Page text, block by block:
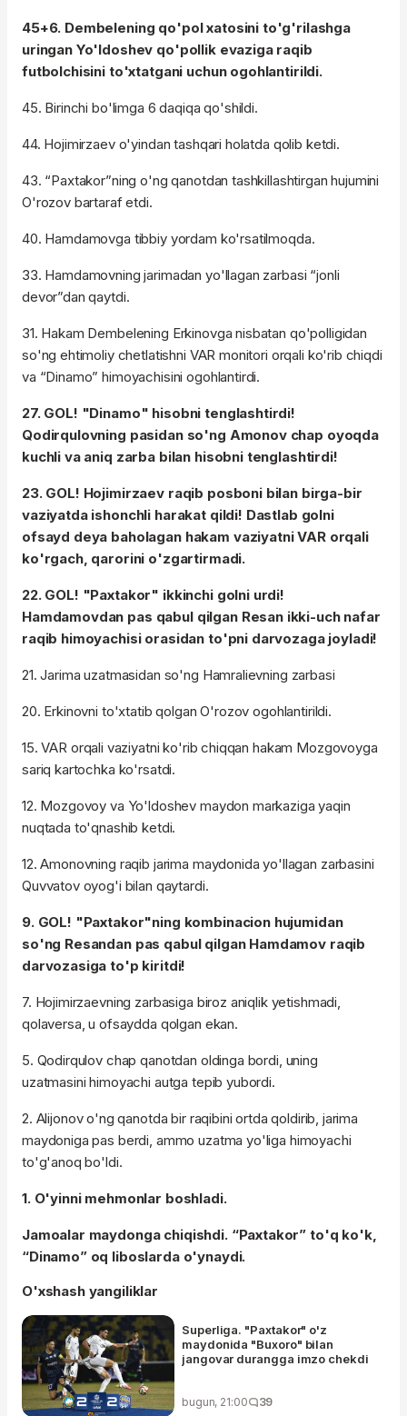
45+6. Dembelening qo'pol xatosini to'g'rilashga
uringan Yo'ldoshev qo'pollik evaziga raqib
futbolchisini to'xtatgani uchun ogohlantirildi.
45. Birinchi bo'limga 6 daqiqa qo'shildi.
44. Hojimirzaev o'yindan tashqari holatda qolib ketdi.
43. “Paxtakor”ning o'ng qanotdan tashkillashtirgan hujumini
O'rozov bartaraf etdi.
40. Hamdamovga tibbiy yordam ko'rsatilmoqda.
33. Hamdamovning jarimadan yo'llagan zarbasi “jonli
devor”dan qaytdi.
31. Hakam Dembelening Erkinovga nisbatan qo'polligidan
so'ng ehtimoliy chetlatishni VAR monitori orqali ko'rib chiqdi
va “Dinamo” himoyachisini ogohlantirdi.
27. GOL! "Dinamo" hisobni tenglashtirdi!
Qodirqulovning pasidan so'ng Amonov chap oyoqda
kuchli va aniq zarba bilan hisobni tenglashtirdi!
23. GOL! Hojimirzaev raqib posboni bilan birga-bir
vaziyatda ishonchli harakat qildi! Dastlab golni
ofsayd deya baholagan hakam vaziyatni VAR orqali
ko'rgach, qarorini o'zgartirmadi.
22. GOL! "Paxtakor" ikkinchi golni urdi!
Hamdamovdan pas qabul qilgan Resan ikki-uch nafar
raqib himoyachisi orasidan to'pni darvozaga joyladi!
21. Jarima uzatmasidan so'ng Hamralievning zarbasi
20. Erkinovni to'xtatib qolgan O'rozov ogohlantirildi.
15. VAR orqali vaziyatni ko'rib chiqqan hakam Mozgovoyga
sariq kartochka ko'rsatdi.
12. Mozgovoy va Yo'ldoshev maydon markaziga yaqin
nuqtada to'qnashib ketdi.
12. Amonovning raqib jarima maydonida yo'llagan zarbasini
Quvvatov oyog'i bilan qaytardi.
9. GOL! "Paxtakor"ning kombinacion hujumidan
so'ng Resandan pas qabul qilgan Hamdamov raqib
darvozasiga to'p kiritdi!
7. Hojimirzaevning zarbasiga biroz aniqlik yetishmadi,
qolaversa, u ofsaydda qolgan ekan.
5. Qodirqulov chap qanotdan oldinga bordi, uning
uzatmasini himoyachi autga tepib yubordi.
2. Alijonov o'ng qanotda bir raqibini ortda qoldirib, jarima
maydoniga pas berdi, ammo uzatma yo'liga himoyachi
to'g'anoq bo'ldi.
1. O'yinni mehmonlar boshladi.
Jamoalar maydonga chiqishdi. “Paxtakor” to'q ko'k,
“Dinamo” oq liboslarda o'ynaydi.
O'xshash yangiliklar
Superliga. "Paxtakor" o'z
maydonida "Buxoro" bilan
jangovar durangga imzo chekdi
bugun, 21:00 39